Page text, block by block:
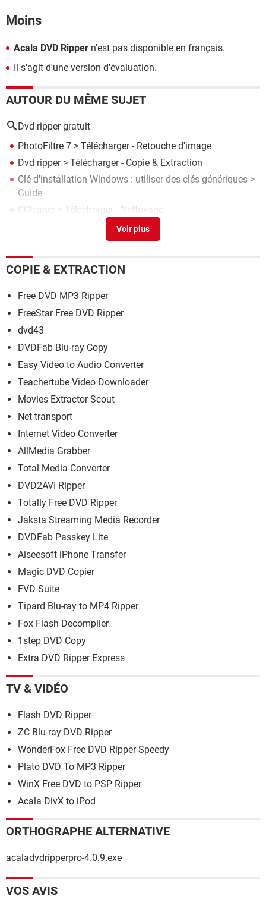
Moins
Acala DVD Ripper n'est pas disponible en français.
Il s'agit d'une version d'évaluation.
AUTOUR DU MÊME SUJET
Dvd ripper gratuit
PhotoFiltre 7 > Télécharger - Retouche d'image
Dvd ripper> Télécharger - Copie & Extraction
Clé d'installation Windows : utiliser des clés génériques >
Guide
CCleaner > Télécharger - Nettoyage
Dvd shrink 4.1 gratuit français> Télécharger - Copie &
COPIE & EXTRACTION
Free DVD MP3 Ripper
FreeStar Free DVD Ripper
dvd43
DVDFab Blu-ray Copy
Easy Video to Audio Converter
Teachertube Video Downloader
Movies Extractor Scout
Net transport
Internet Video Converter
AllMedia Grabber
Total Media Converter
DVD2AVI Ripper
Totally Free DVD Ripper
Jaksta Streaming Media Recorder
DVDFab Passkey Lite
Aiseesoft iPhone Transfer
Magic DVD Copier
FVD Suite
Tipard Blu-ray to MP4 Ripper
Fox Flash Decompiler
1step DVD Copy
Extra DVD Ripper Express
TV & VIDÉO
Flash DVD Ripper
ZC Blu-ray DVD Ripper
WonderFox Free DVD Ripper Speedy
Plato DVD To MP3 Ripper
WinX Free DVD to PSP Ripper
Acala DivX to iPod
ORTHOGRAPHE ALTERNATIVE
acaladvdripperpro-4.0.9.exe
VOS AVIS